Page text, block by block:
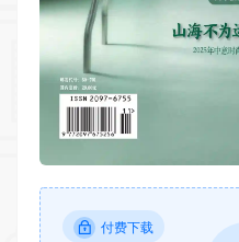
付费下载